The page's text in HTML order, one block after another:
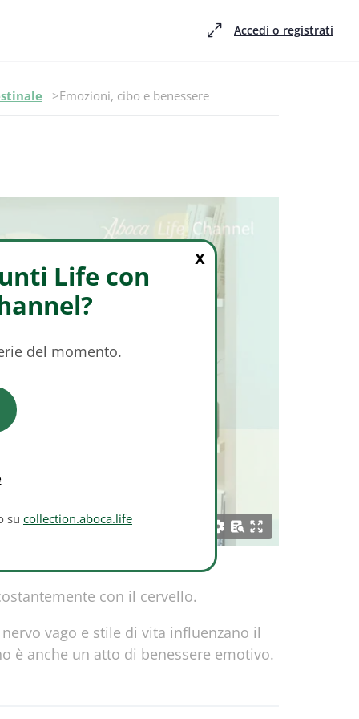
Accedi o registrati
Episodio -
Emozioni, cibo e benessere
X
Life con
del momento.
su collection.aboca.life
con il cervello.
vago e stile di vita influenzano il
è anche un atto di benessere emotivo.